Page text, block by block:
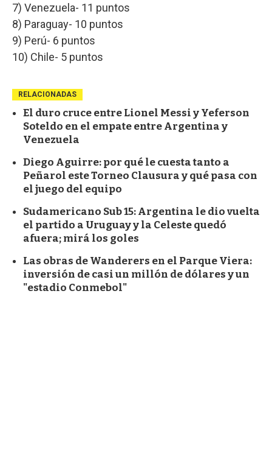
7) Venezuela- 11 puntos
8) Paraguay- 10 puntos
9) Perú- 6 puntos
10) Chile- 5 puntos
RELACIONADAS
El duro cruce entre Lionel Messi y Yeferson
Soteldo en el empate entre Argentina y
Venezuela
Diego Aguirre: por qué le cuesta tanto a
Peñarol este Torneo Clausura y qué pasa con
el juego del equipo
Sudamericano Sub 15: Argentina le dio vuelta
el partido a Uruguay y la Celeste quedó
afuera; mirá los goles
Las obras de Wanderers en el Parque Viera:
inversión de casi un millón de dólares y un
"estadio Conmebol"